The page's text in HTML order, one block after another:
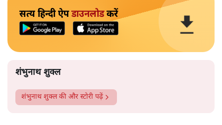
सत्य हिन्दी ऐपडाउनलोडकरें
शंभुनाथ शुक्ल
शंभुनाथ शुक्लकी और स्टोरी पढ़ें